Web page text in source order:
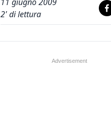
2' di lettura